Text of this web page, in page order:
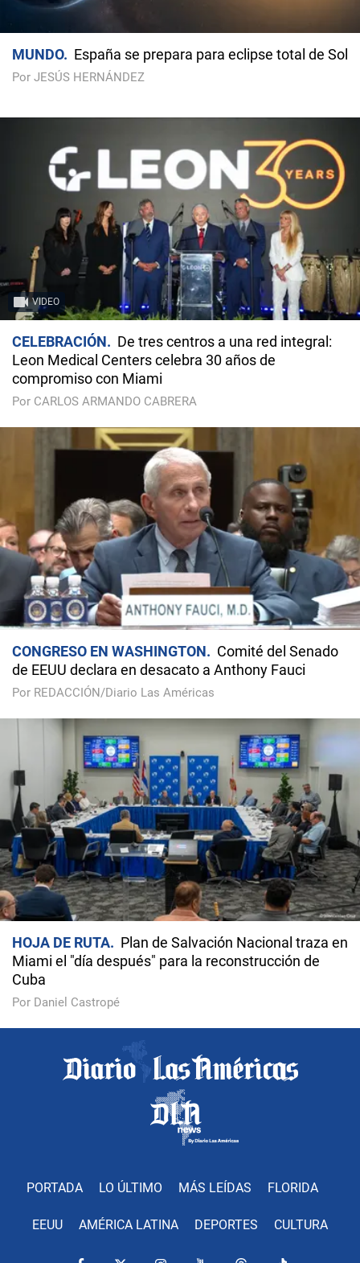
MUNDO España se prepara para eclipse total de Sol
Por JESÚS HERNÁNDEZ
VIDEO
CELEBRACIÓN
De tres centros a una red integral:
Leon Medical Centers celebra 30 años de
compromiso con Miami
Por CARLOS ARMANDO CABRERA
CONGRESO EN WASHINGTON
Comité del Senado
de EEUU declara en desacato a Anthony Fauci
Por REDACCIÓN/Diario Las Américas
HOJA DE RUTA
Plan de Salvación Nacional traza en
Miami el "día después" para la reconstrucción de
Cuba
Por Daniel Castropé
PORTADA LO ÚLTIMO MÁS LEÍDAS FLORIDA
EEUU AMÉRICA LATINA DEPORTES CULTURA